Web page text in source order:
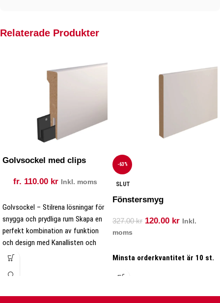
Relaterade Produkter
Golvsockel med clips
fr. 110.00 kr Inkl. moms
Golvsockel – Stilrena lösningar för
snygga och prydliga rum Skapa en
perfekt kombination av funktion
och design med Kanallisten och
-63%
SLUT
Fönstersmyg
327.00kr 120.00 kr
Inkl.
moms
Minsta orderkvantitet är 10 st.